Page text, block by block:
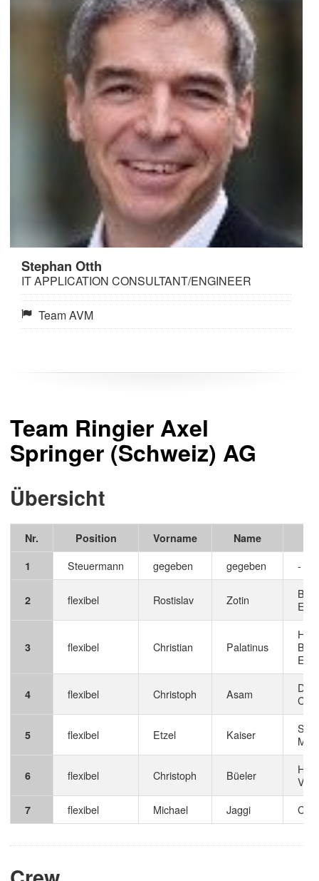
Stephan Otth
IT APPLICATION CONSULTANT/ENGINEER
Team AVM
Team Ringier Axel
Springer (Schweiz) AG
Übersicht
Nr. Position Vorname Name
1
Steuermann gegeben gegeben -
2 flexibel Rostislav Zotin
3 flexibel Christian Palatinus
4 flexibel Christoph Asam
CTO
5 flexibel Etzel Kaiser
SEO
6 flexibel Christoph Büeler
7 flexibel Michael Jaggi CTO